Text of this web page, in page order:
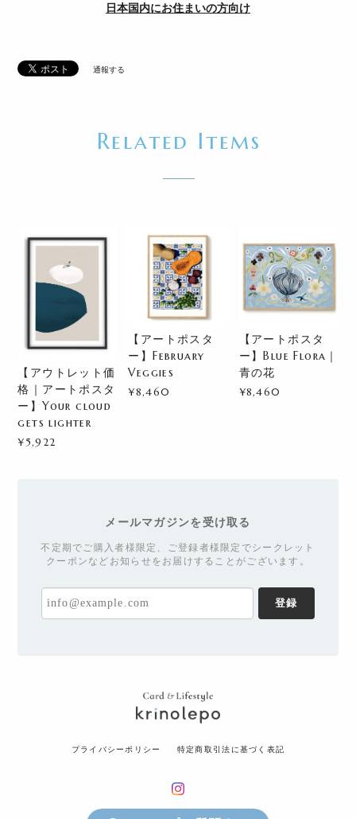
日本国内にお住まいの方向け
通報する
Related Items
【アウトレット価
格｜アートポスタ
ー】Your cloud
gets lighter
¥5,922
【アートポスタ
ー】February
Veggies
¥8,460
【アートポスタ
ー】Blue Flora｜
青の花
¥8,460
メールマガジンを受け取る
不定期でご購入者様限定、ご登録者様限定でシークレット
クーポンなどお知らせをお届けすることがございます。
登録
プライバシーポリシー 特定商取引法に基づく表記